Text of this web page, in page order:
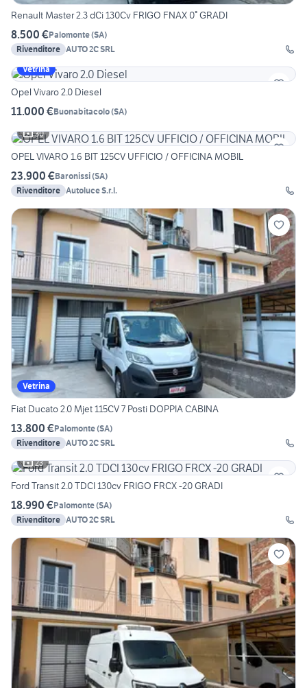
Renault Master 2.3 dCi 130Cv FRIGO FNAX 0° GRADI
8.500 €Palomonte(SA)
Rivenditore AUTO 2C SRL
Vetrina
Opel Vivaro 2.0 Diesel
11.000 €Buonabitacolo(SA)
30
OPEL VIVARO 1.6 BIT 125CV UFFICIO / OFFICINA MOBIL
23.900 €Baronissi(SA)
Rivenditore Autoluce S.r.l.
Vetrina
Fiat Ducato 2.0 Mjet 115CV 7 Posti DOPPIA CABINA
13.800 €Palomonte(SA)
Rivenditore AUTO 2C SRL
23
Ford Transit 2.0 TDCI 130cv FRIGO FRCX -20 GRADI
18.990 €Palomonte(SA)
Rivenditore AUTO 2C SRL